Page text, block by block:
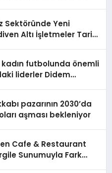
Sektöründe Yeni
Altı İşletmeler Tarih
kadın futbolunda önemli
liderler Didem
pazarının 2030’da
aşması bekleniyor
Cafe & Restaurant
Sunumuyla Fark